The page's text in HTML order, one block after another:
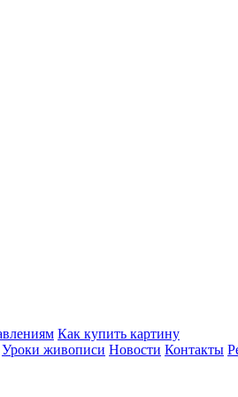
Как купить картину
Уроки живописи Новости Контакты